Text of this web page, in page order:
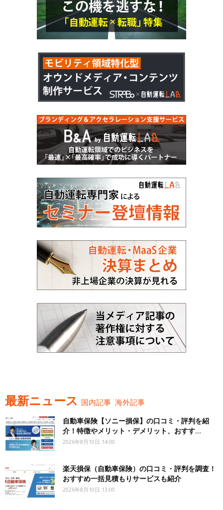
最新ニュース 国内記事 海外記事
自動車保険【ソニー損保】の口コミ・評判を紹
介！特徴やメリット・デメリット、おすす...
2026年8月10日 14:00
楽天損保（自動車保険）の口コミ・評判を調査！
おすすめ一括見積もりサービスも紹介
2026年8月10日 13:00